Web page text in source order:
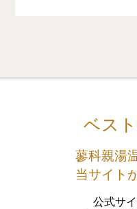
ベス
蓼科親湯
当サイト
公式サ